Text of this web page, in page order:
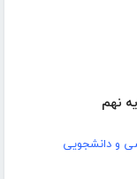
نهم
و دانشجویی